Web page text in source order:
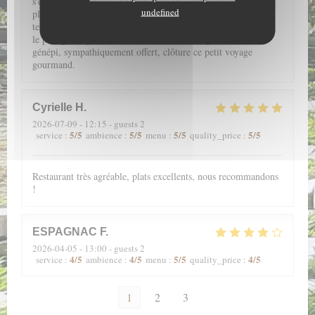
undefined
plats fins et légers. De l'entrée au dessert, une farandole de
textures douces au caractère souligné, vous accompagne pour
le plus grand plaisir de la bouche. Enfin, le petit verre de
génépi, sympathiquement offert, clôture ce petit voyage
gourmand.
Cyrielle H
2026-07-09 - 12:15 - guests 2
service : 5/5 ambience : 5/5 menu : 5/5 quality_price : 5/5
Restaurant très agréable, plats excellents, nous recommandons
!
ESPAGNAC F
2026-04-05 - 13:00 - guests 2
service : 4/5 ambience : 4/5 menu : 5/5 quality_price : 4/5
1 2 3